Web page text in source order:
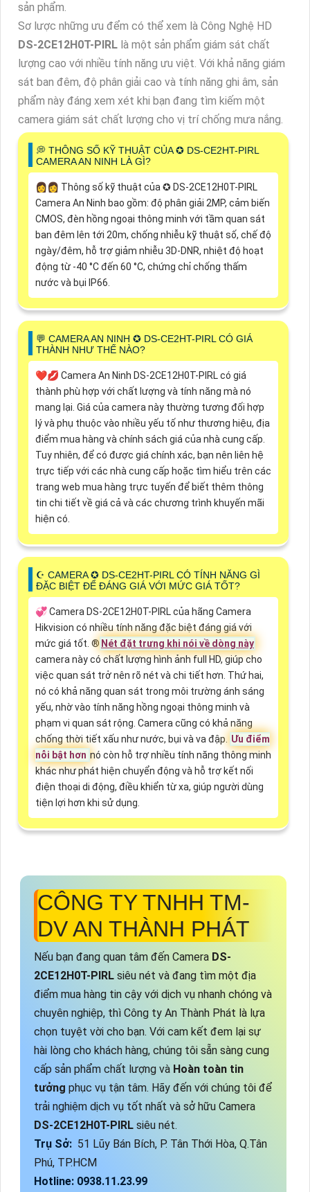
sản phẩm.
Sơ lược những ưu đểm có thể xem là Công Nghệ HD
DS-2CE12H0T-PIRL là một sản phẩm giám sát chất
lượng cao với nhiều tính năng ưu việt. Với khả năng giám
sát ban đêm, độ phân giải cao và tính năng ghi âm, sản
phẩm này đáng xem xét khi bạn đang tìm kiếm một
camera giám sát chất lượng cho vị trí chống mưa nắng.
️💭 THÔNG SỐ KỸ THUẬT CỦA ✪ DS-CE2HT-PIRL
CAMERA AN NINH LÀ GÌ?
️👩‍👩 Thông số kỹ thuật của ✪ DS-2CE12H0T-PIRL
Camera An Ninh bao gồm: độ phân giải 2MP, cảm biến
CMOS, đèn hồng ngoại thông minh với tầm quan sát
ban đêm lên tới 20m, chống nhiễu kỹ thuật số, chế độ
ngày/đêm, hỗ trợ giảm nhiễu 3D-DNR, nhiệt độ hoạt
động từ -40 °C đến 60 °C, chứng chỉ chống thấm
nước và bụi IP66.
️💬 CAMERA AN NINH ✪ DS-CE2HT-PIRL CÓ GIÁ
THÀNH NHƯ THẾ NÀO?
❤️‍💋‍ Camera An Ninh DS-2CE12H0T-PIRL có giá
thành phù hợp với chất lượng và tính năng mà nó
mang lại. Giá của camera này thường tương đối hợp
lý và phụ thuộc vào nhiều yếu tố như thương hiệu, địa
điểm mua hàng và chính sách giá của nhà cung cấp.
Tuy nhiên, để có được giá chính xác, bạn nên liên hệ
trực tiếp với các nhà cung cấp hoặc tìm hiểu trên các
trang web mua hàng trực tuyến để biết thêm thông
tin chi tiết về giá cả và các chương trình khuyến mãi
hiện có.
☪ CAMERA ✪ DS-CE2HT-PIRL CÓ TÍNH NĂNG GÌ
ĐẶC BIỆT ĐỂ ĐÁNG GIÁ VỚI MỨC GIÁ TỐT?
💞 Camera DS-2CE12H0T-PIRL của hãng Camera
Hikvision có nhiều tính năng đặc biệt đáng giá với
mức giá tốt. ®️ Nét đặt trưng khi nói về dòng này
camera này có chất lượng hình ảnh full HD, giúp cho
việc quan sát trở nên rõ nét và chi tiết hơn. Thứ hai,
nó có khả năng quan sát trong môi trường ánh sáng
yếu, nhờ vào tính năng hồng ngoại thông minh và
phạm vi quan sát rộng. Camera cũng có khả năng
chống thời tiết xấu như nước, bụi và va đập.
Ưu điểm
nỗi bật hơn nó còn hỗ trợ nhiều tính năng thông minh
khác như phát hiện chuyển động và hỗ trợ kết nối
điện thoại di động, điều khiển từ xa, giúp người dùng
tiện lợi hơn khi sử dụng.
CÔNG TY TNHH TM-
DV AN THÀNH PHÁT
Nếu bạn đang quan tâm đến Camera DS-
2CE12H0T-PIRL siêu nét và đang tìm một địa
điểm mua hàng tin cậy với dịch vụ nhanh chóng và
chuyên nghiệp, thì Công ty An Thành Phát là lựa
chọn tuyệt vời cho bạn. Với cam kết đem lại sự
hài lòng cho khách hàng, chúng tôi sẵn sàng cung
cấp sản phẩm chất lượng và Hoàn toàn tin
tưởng phục vụ tận tâm. Hãy đến với chúng tôi để
trải nghiệm dịch vụ tốt nhất và sở hữu Camera
DS-2CE12H0T-PIRL siêu nét.
Trụ Sở: 51 Lũy Bán Bích, P. Tân Thới Hòa, Q.Tân
Phú, TP.HCM
Hotline: 0938.11.23.99